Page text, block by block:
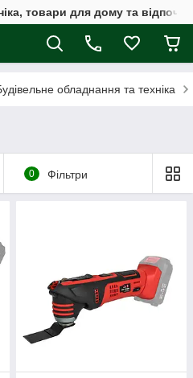
товари для дому та
обладнання та техніка
0 Фільтри